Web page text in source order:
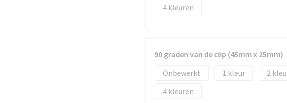
4
90 graden van de clip (45mm x 25mm)
Onbewerkt
1 2
4